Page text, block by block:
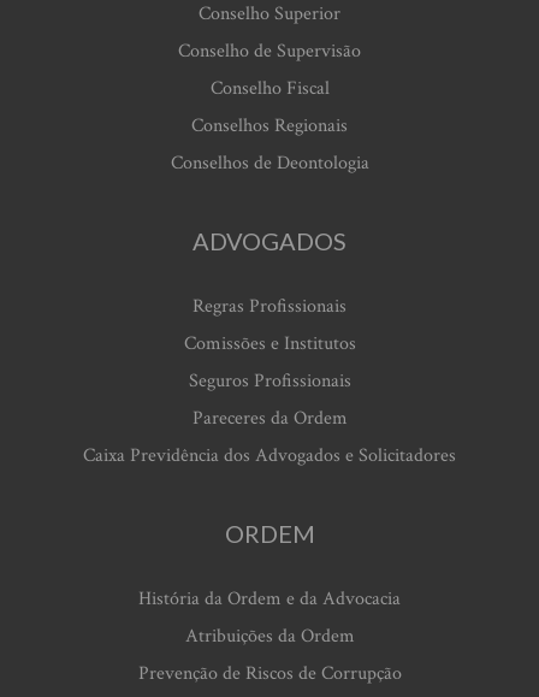
Conselho Superior
Conselho de Supervisão
Conselho Fiscal
Conselhos Regionais
Conselhos de Deontologia
ADVOGADOS
Regras Profissionais
Comissões e Institutos
Seguros Profissionais
Pareceres da Ordem
Caixa Previdência dos Advogados e Solicitadores
ORDEM
História da Ordem e da Advocacia
Atribuições da Ordem
Prevenção de Riscos de Corrupção